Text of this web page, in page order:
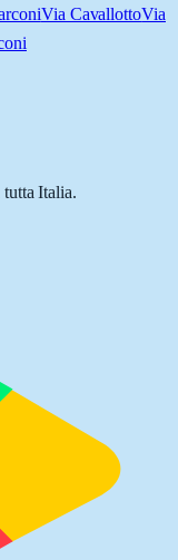
Via CavallottoVia
Italia.